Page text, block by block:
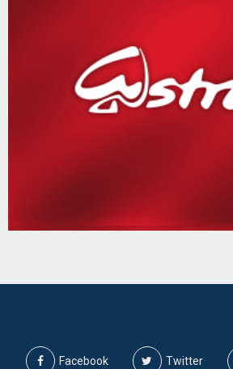
Facebook Twitter